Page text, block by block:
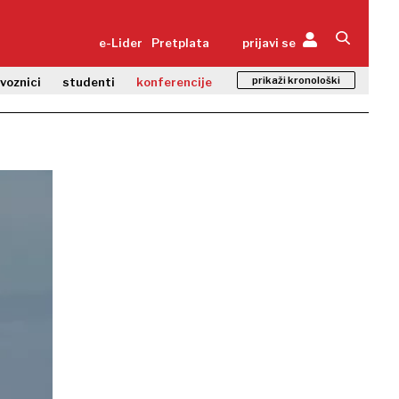
e-Lider Pretplata prijavi se
studenti konferencije prikaži kronološki